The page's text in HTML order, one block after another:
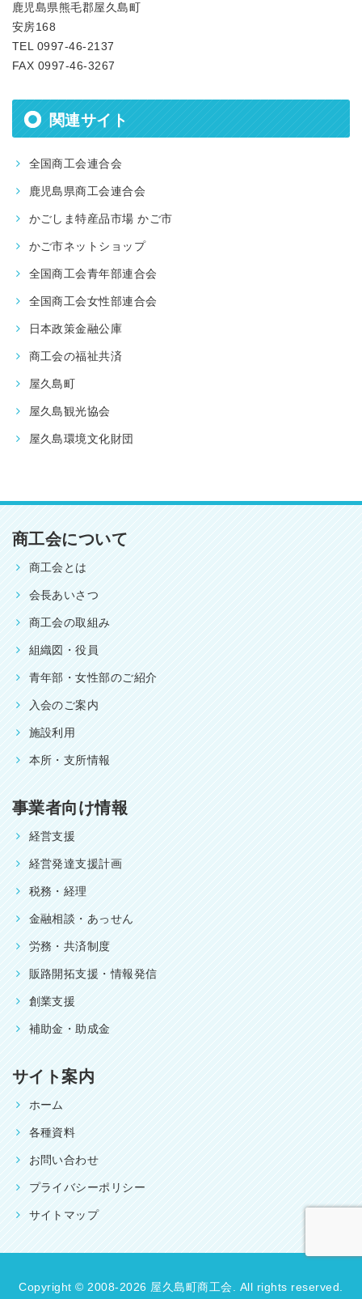
鹿児島県熊毛郡屋久島町
安房168
TEL 0997-46-2137
FAX 0997-46-3267
関連サイト
全国商工会連合会
鹿児島県商工会連合会
かごしま特産品市場 かご市
かご市ネットショップ
全国商工会青年部連合会
全国商工会女性部連合会
日本政策金融公庫
商工会の福祉共済
屋久島町
屋久島観光協会
屋久島環境文化財団
商工会について
商工会とは
会長あいさつ
商工会の取組み
組織図・役員
青年部・女性部のご紹介
入会のご案内
施設利用
本所・支所情報
事業者向け情報
経営支援
経営発達支援計画
税務・経理
金融相談・あっせん
労務・共済制度
販路開拓支援・情報発信
創業支援
補助金・助成金
サイト案内
ホーム
各種資料
お問い合わせ
プライバシーポリシー
サイトマップ
Copyright © 2008-2026 屋久島町商工会. All rights reserved.